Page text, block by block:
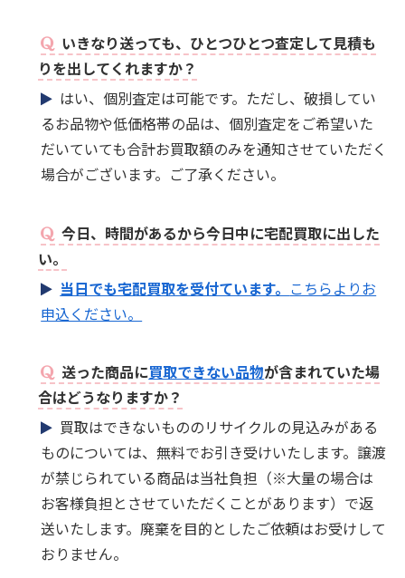
いきなり送っても、ひとつひとつ査定して見積も
りを出してくれますか？
はい、個別査定は可能です。ただし、破損してい
るお品物や低価格帯の品は、個別査定をご希望いた
だいていても合計お買取額のみを通知させていただく
場合がございます。ご了承ください。
今日、時間があるから今日中に宅配買取に出した
い。
当日でも宅配買取を受付ています。 こちらよりお
申込ください。
送った商品に買取できない品物が含まれていた場
合はどうなりますか？
買取はできないもののリサイクルの見込みがある
ものについては、無料でお引き受けいたします。譲渡
が禁じられている商品は当社負担（※大量の場合は
お客様負担とさせていただくことがあります）で返
送いたします。廃棄を目的としたご依頼はお受けして
おりません。